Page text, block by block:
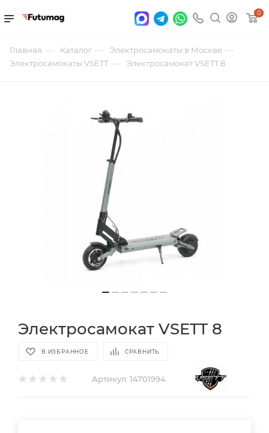
0
Главная — Каталог — Электросамокаты в Москве —
Электросамокаты VSETT — Электросамокат VSETT 8
Электросамокат VSETT 8
В ИЗБРАННОЕ СРАВНИТЬ
Артикул: 14701994